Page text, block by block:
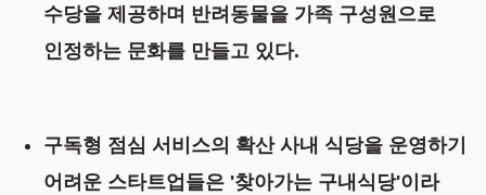
수당을 제공하며 반려동물을 가족 구성원으로
인정하는 문화를 만들고 있다.
구독형 점심 서비스의 확산사내 식당을 운영하기
어려운 스타트업들은 '찾아가는 구내식당'이라